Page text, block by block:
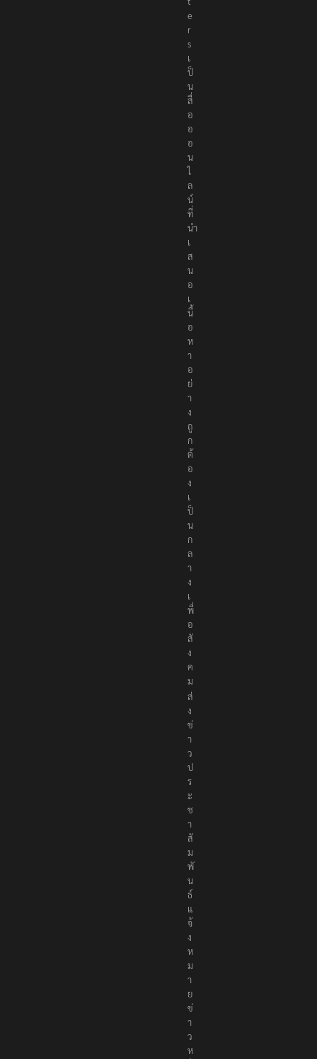
o
r
t
e
r
s
เ
ป็
น
สื่
อ
อ
อ
น
ไ
ล
น์
ที่
นำ
เ
ส
น
อ
เ
นื้
อ
ห
า
อ
ย่
า
ง
ถู
ก
ต้
อ
ง
เ
ป็
น
ก
ล
า
ง
เ
พื่
อ
สั
ง
ค
ม
ส่
ง
ข่
า
ว
ป
ร
ะ
ช
า
สั
ม
พั
น
ธ์
แ
จ้
ง
ห
ม
า
ย
ข่
า